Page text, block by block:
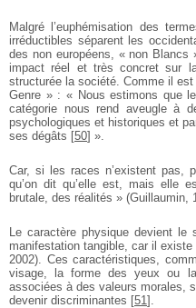
Malgré l’euphémisation des
irréductibles séparent les
des non européens, « non Blancs
impact réel et très concret sur
structurée la société. Comme il
Genre » : « Nous estimons que
catégorie nous rend aveugle à
psychologiques et historiques et
ses dégâts [50] ».
Car, si les races n’existent pas,
qu’on dit qu’elle est, mais elle
brutale, des réalités » (Guillaumin,
Le caractère physique devient le
manifestation tangible, car il
2002). Ces caractéristiques,
visage, la forme des yeux ou
associées à des valeurs morales,
devenir discriminantes [51] .